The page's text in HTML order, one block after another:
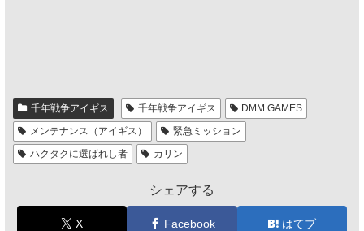
千年戦争アイギス 千年戦争アイギス
DMM GAMES
メンテナンス（アイギス）
緊急ミッション
ハクタクに選ばれし者
カリン
シェアする
X Facebook はてブ